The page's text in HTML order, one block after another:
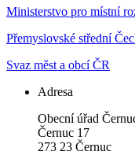
Ministerstvo pro místní
Přemyslovské střední
Svaz měst a obcí ČR
Adresa
Obecní úřad
Černuc 17
273 23 Černuc